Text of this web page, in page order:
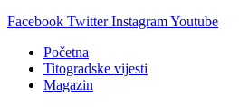
Facebook Twitter InstagramYoutube
Početna
Titogradske vijesti
Magazin